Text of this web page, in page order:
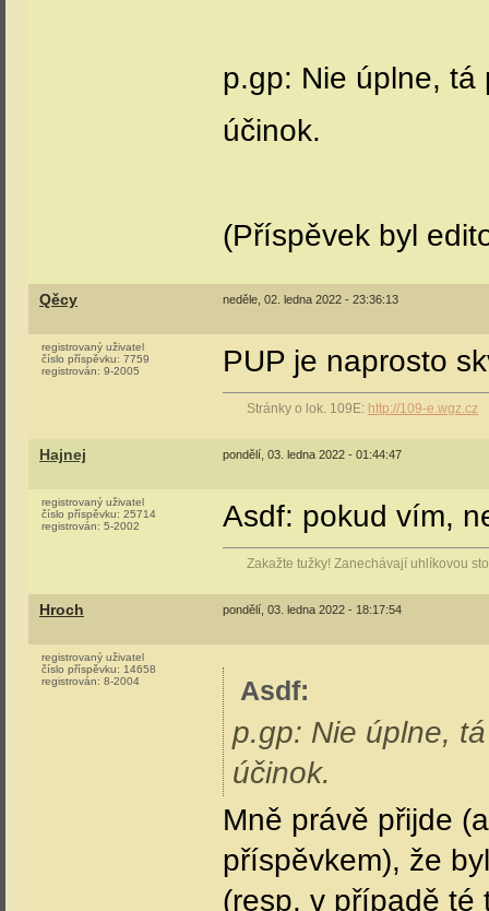
p.gp: Nie úplne,
účinok.
(Příspěvek byl
Qěcy neděle, 02. ledna 2022 - 23:36:13
registrovaný uživatel
číslo příspěvku: 7759
registrován: 9-2005 PUP je naprosto
Stránky o lok. 109E: http://109-e.wgz.cz
Hajnej pondělí, 03. ledna 2022 - 01:44:47
registrovaný uživatel
číslo příspěvku: 25714
registrován: 5-2002 Asdf: pokud vím,
Zakažte tužky! Zanechávají uhlíkovou
Hroch pondělí, 03. ledna 2022 - 18:17:54
registrovaný uživatel
číslo příspěvku: 14658
registrován: 8-2004 Asdf:
p.gp: Nie úplne,
účinok.
Mně právě přijde
příspěvkem), že
(resp. v případě té